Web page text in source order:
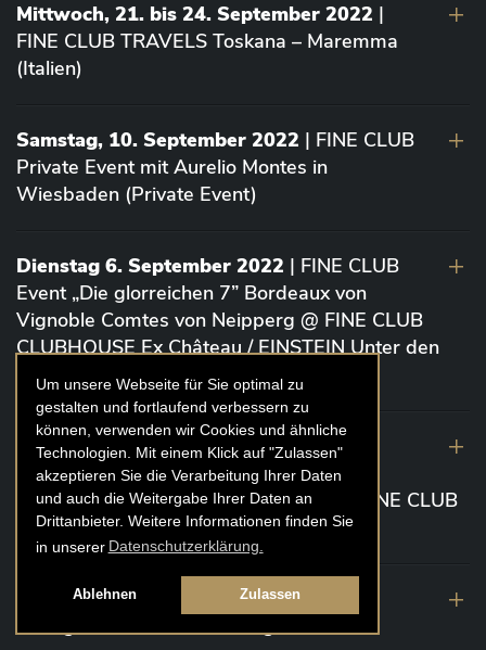
Um unsere Webseite für Sie optimal zu
gestalten und fortlaufend verbessern zu
können, verwenden wir Cookies und ähnliche
Technologien. Mit einem Klick auf "Zulassen"
akzeptieren Sie die Verarbeitung Ihrer Daten
und auch die Weitergabe Ihrer Daten an
Drittanbieter. Weitere Informationen finden Sie
in unserer Datenschutzerklärung.
Ablehnen Zulassen
Mittwoch, 21. bis 24. September 2022 |
FINE CLUB TRAVELS Toskana – Maremma
(Italien)
Samstag, 10. September 2022 | FINE CLUB
Private Event mit Aurelio Montes in
Wiesbaden (Private Event)
Dienstag 6. September 2022 | FINE CLUB
Event „Die glorreichen 7” Bordeaux von
Vignoble Comtes von Neipperg @ FINE CLUB
CLUBHOUSE Ex Château / EINSTEIN Unter den
Linden (Berlin)
19. August 2022| FINE CLUB Academy
Caviar „Die glorreichen 7“ Riesling Große
Gewächse von der Mosel aus 2020 @ FINE CLUB
Clubhouse Prunier Cologne (Köln)
29. Juli 2022
| Weinbergwanderung
Weingüter Geheimrat J. Wegeler